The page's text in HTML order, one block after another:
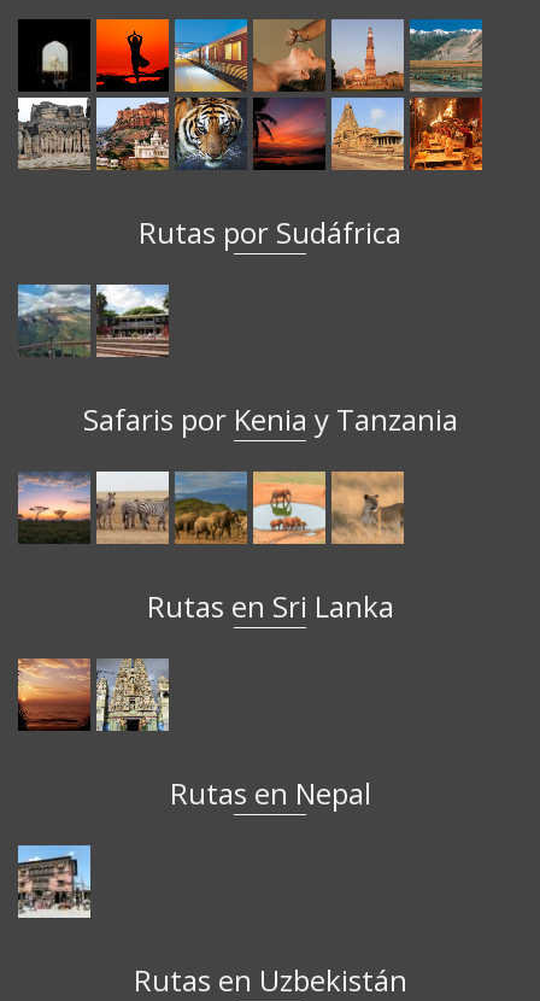
Rutas por Sudáfrica
Safaris por Kenia y Tanzania
Rutas en Sri Lanka
Rutas en Nepal
Rutas en Uzbekistán